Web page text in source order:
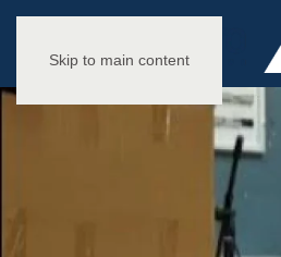
Skip to main content